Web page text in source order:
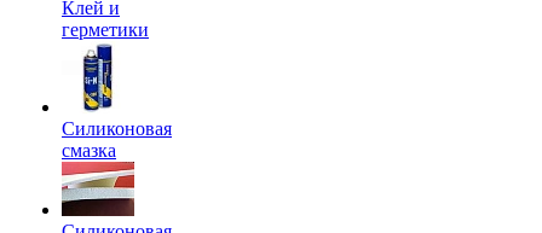
Клей и
герметики
Силиконовая
смазка